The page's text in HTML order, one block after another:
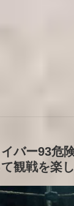
バー93危
観戦を楽